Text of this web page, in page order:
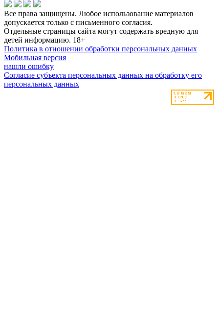
Все права защищены. Любое использование материалов
допускается только с письменного согласия.
Отдельные страницы сайта могут содержать вредную для
детей информацию. 18+
Политика в отношении обработки персональных данных
Мобильная версия
нашли ошибку
Согласие субъекта персональных данных на обработку его
персональных данных